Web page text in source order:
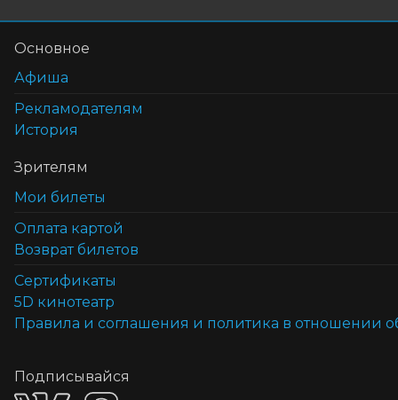
Основное
Афиша
Рекламодателям
История
Зрителям
Мои билеты
Оплата картой
Возврат билетов
Cертификаты
5D кинотеатр
Правила и соглашения и политика в отношении
Подписывайся